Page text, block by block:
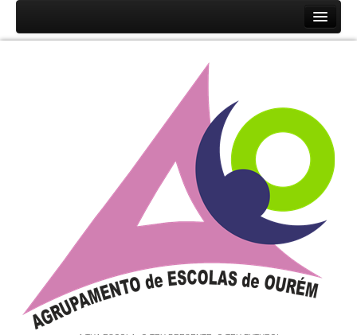
Unidades Orgânicas
Documentos
Associação de Pais e EE
Equipa de Autoavaliação
Notícias